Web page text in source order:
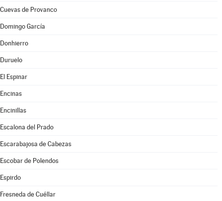
Cuevas de Provanco
Domingo García
Donhierro
Duruelo
El Espinar
Encinas
Encinillas
Escalona del Prado
Escarabajosa de Cabezas
Escobar de Polendos
Espirdo
Fresneda de Cuéllar